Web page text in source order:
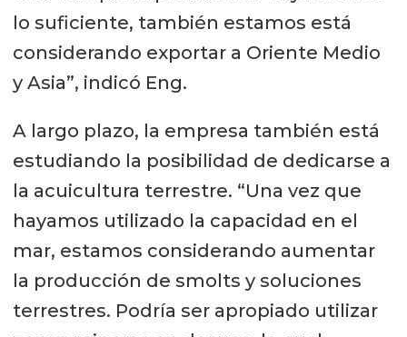
lo suficiente, también estamos está
considerando exportar a Oriente Medio
y Asia”, indicó Eng.
A largo plazo, la empresa también está
estudiando la posibilidad de dedicarse a
la acuicultura terrestre. “Una vez que
hayamos utilizado la capacidad en el
mar, estamos considerando aumentar
la producción de smolts y soluciones
terrestres. Podría ser apropiado utilizar